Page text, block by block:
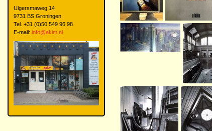
Ulgersmaweg 14
9731 BS Groningen
Tel. +31 (0)50 549 96 98
E-mail: info@akim.nl